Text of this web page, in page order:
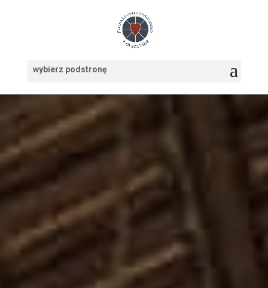
SOLA SCRIPTURA,
SOLA FIDE, SOLA
GRATIA, SOLUS
CHRISTUS, SOLUM
jedynie Pismo, jedynie wiara,
jedynie łaska, jedynie Chrystus,